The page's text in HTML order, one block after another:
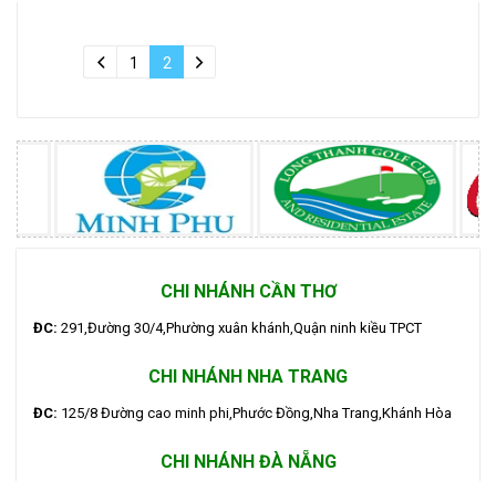
1 2
CHI NHÁNH CẦN THƠ
ĐC: 291,Đường 30/4,Phường xuân khánh,Quận ninh kiều TPCT
CHI NHÁNH NHA TRANG
ĐC: 125/8 Đường cao minh phi,Phước Đồng,Nha Trang,Khánh Hòa
CHI NHÁNH ĐÀ NẴNG